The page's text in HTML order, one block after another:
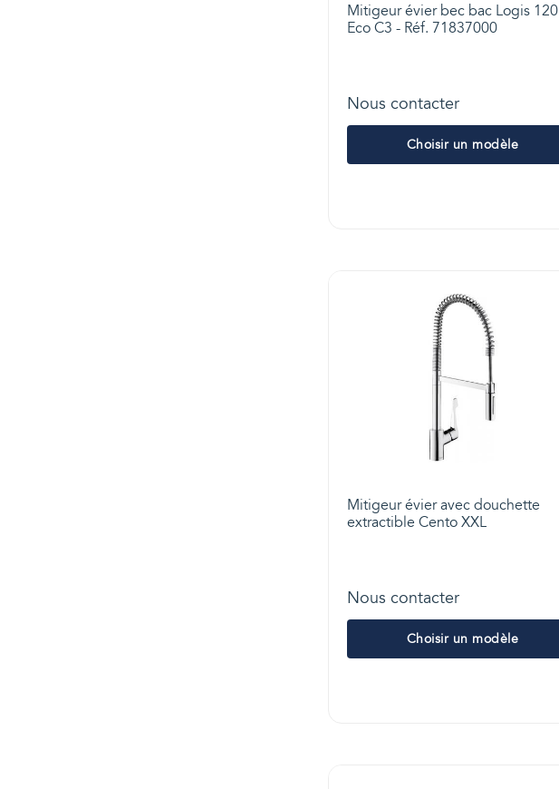
Mitigeur évier bec bac Logis 120
Eco C3 - Réf. 71837000
Nous contacter
Choisir un modèle
Mitigeur évier avec douchette
extractible Cento XXL
Nous contacter
Choisir un modèle